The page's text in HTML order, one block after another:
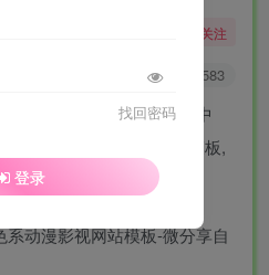
关注
7541 3583
网站模板 带留言、会员中
适合做动漫站的 PC 模板,
, 留言, 评论等功能。
找回密码
登录